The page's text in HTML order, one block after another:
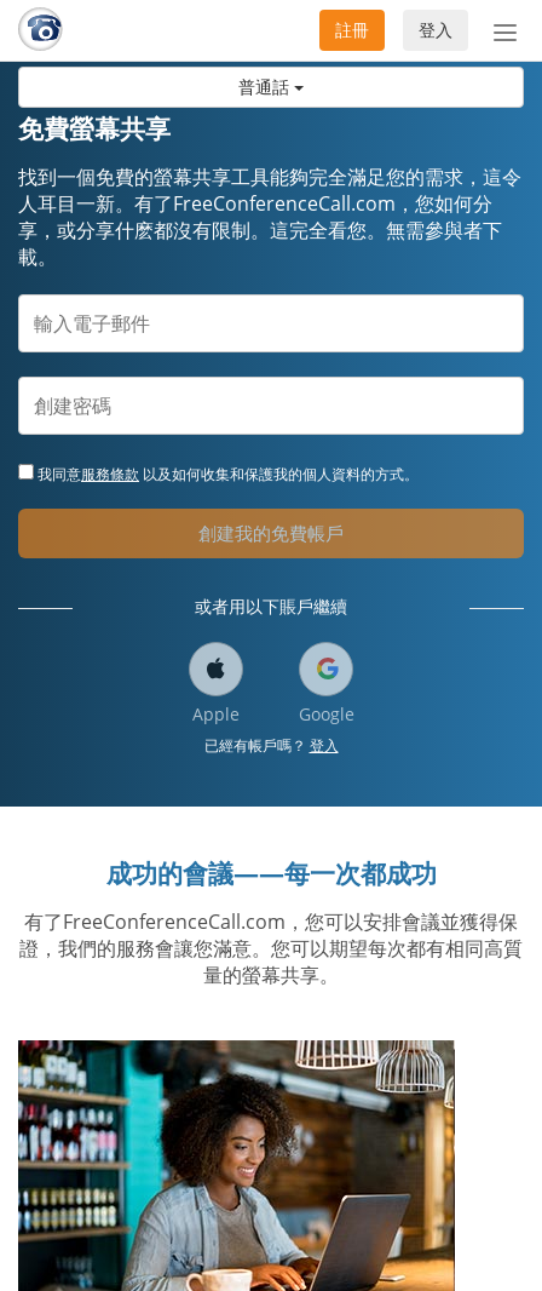
普通話
切
換
登入
註冊
免費螢幕共享
找到一個免費的螢幕共享工具能夠完全滿足您的需求，這令
人耳目一新。有了FreeConferenceCall.com，您如何分
享，或分享什麽都沒有限制。這完全看您。無需參與者下
載。
我同意服務條款 以及如何收集和保護我的個人資料的方式。
創建我的免費帳戶
或者用以下賬戶繼續
Apple Google
已經有帳戶嗎？ 登入
成功的會議——每一次都成功
有了FreeConferenceCall.com，您可以安排會議並獲得保
證，我們的服務會讓您滿意。您可以期望每次都有相同高質
量的螢幕共享。